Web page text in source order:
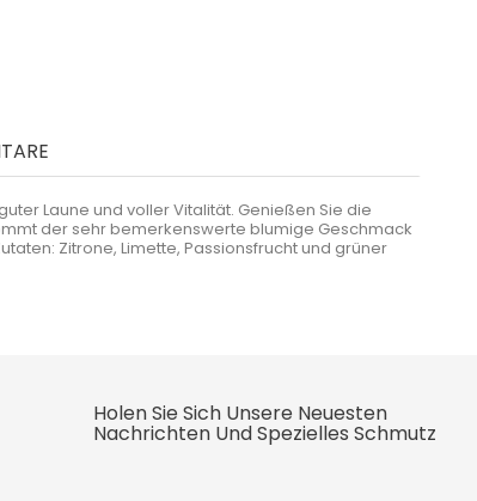
Laune und voller Vitalität. Genießen Sie die
der sehr bemerkenswerte blumige Geschmack
Zitrone, Limette, Passionsfrucht und grüner
Holen Sie Sich Unsere Neuesten
Nachrichten Und Spezielles Schmutz